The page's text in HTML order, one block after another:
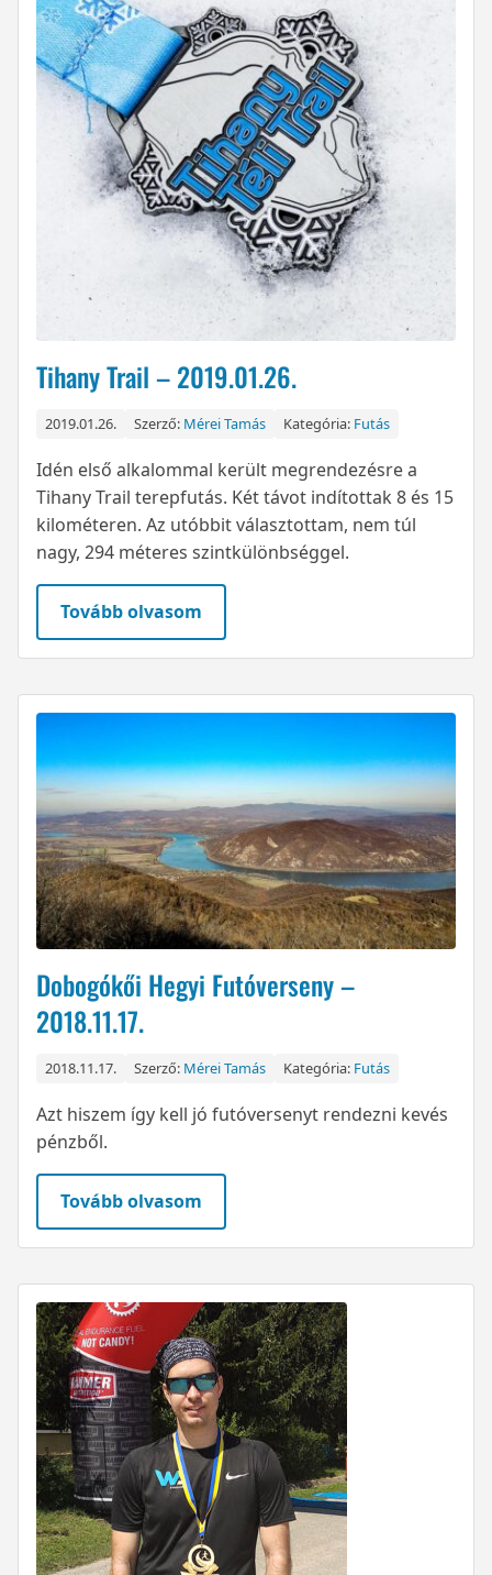
Tihany Trail – 2019.01.26.
2019.01.26. Szerző: Mérei Tamás Kategória: Futás
Idén első alkalommal került megrendezésre a
Tihany Trail terepfutás. Két távot indítottak 8 és 15
kilométeren. Az utóbbit választottam, nem túl
nagy, 294 méteres szintkülönbséggel.
Tovább olvasom
Dobogókői Hegyi Futóverseny –
2018.11.17.
2018.11.17. Szerző: Mérei Tamás Kategória: Futás
Azt hiszem így kell jó futóversenyt rendezni kevés
pénzből.
Tovább olvasom